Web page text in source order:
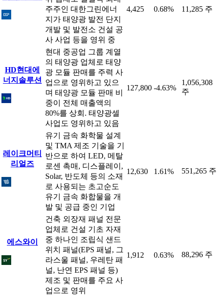
주주인 대한그린에너
지가 태양광 발전 단지
개발 및 발전소 건설 공
사 사업 등을 영위 중
4,425 0.68% 11,285 주
HD현대에
너지솔루션
현대 중공업 그룹 계열
의 태양광 업체로 태양
광 모듈 판매를 주력 사
업으로 영위하고 있으
며 태양광 모듈 판매 비
중이 전체 매출액의
80%를 상회. 태양광셀
사업도 영위하고 있음
127,800 -4.63%
1,056,308
주
레이크머티
리얼즈
유기 금속 화학물 설계
및 TMA 제조 기술을 기
반으로 하여 LED, 메탈
로센 촉매, 디스플레이,
Solar, 반도체 등의 소재
로 사용되는 초고순도
유기 금속 화합물을 개
발 및 공급 중인 기업
12,630 1.61% 551,265 주
에스와이
건축 외장재 패널 전문
업체로 건설 기초 자재
중 하나인 조립식 샌드
위치 패널(EPS 패널, 그
라스울 패널, 우레탄 패
널, 난연 EPS 패널 등)
제조 및 판매를 주요 사
업으로 영위
1,912 0.63% 88,296 주